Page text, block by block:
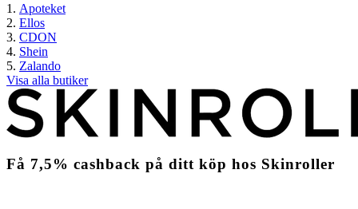
Apoteket
Ellos
CDON
Shein
Zalando
Visa alla butiker
Få 7,5% cashback på ditt köp hos Skinroller